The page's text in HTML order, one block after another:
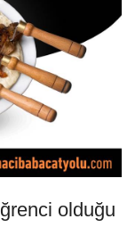
olduğu